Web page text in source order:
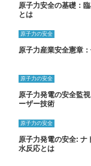
原子力安全の基礎：
とは
原子力の安全
原子力産業安全憲章
原子力の安全
原子力発電の安全監
ーザー技術
原子力の安全
原子力発電の安全: ナ
水反応とは